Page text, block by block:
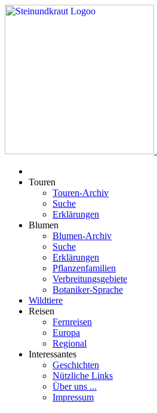
Touren
Touren-Archiv
Suche
Erklärungen
Blumen
Blumen-Archiv
Suche
Erklärungen
Pflanzenfamilien
Verbreitungsgebiete
Botaniker-Sprache
Wildtiere
Reisen
Fernreisen
Europa
Regional
Interessantes
Geschichten
Nützliche Links
Über uns ...
Impressum